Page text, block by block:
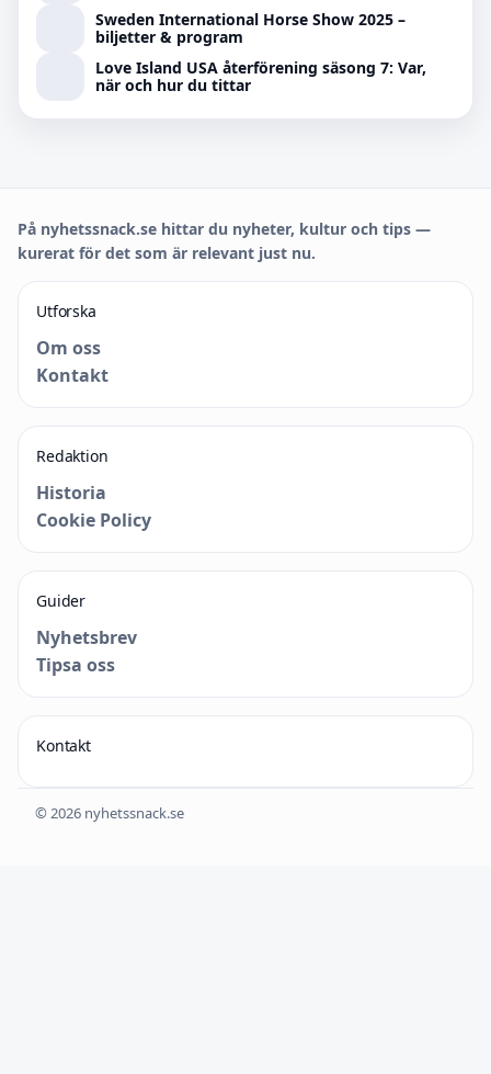
Sweden International Horse Show 2025 –
biljetter & program
Love Island USA återförening säsong 7: Var,
när och hur du tittar
På nyhetssnack.se hittar du nyheter, kultur och tips —
kurerat för det som är relevant just nu.
Utforska
Om oss
Kontakt
Redaktion
Historia
Cookie Policy
Guider
Nyhetsbrev
Tipsa oss
Kontakt
© 2026 nyhetssnack.se